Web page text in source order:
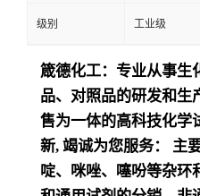
级别 工业级
箴德化工：专业从事生
品、对照品的研发和生
售为一体的高科技化学
新, 竭诚为您服务： 主
啶、咪唑、噻吩等杂环